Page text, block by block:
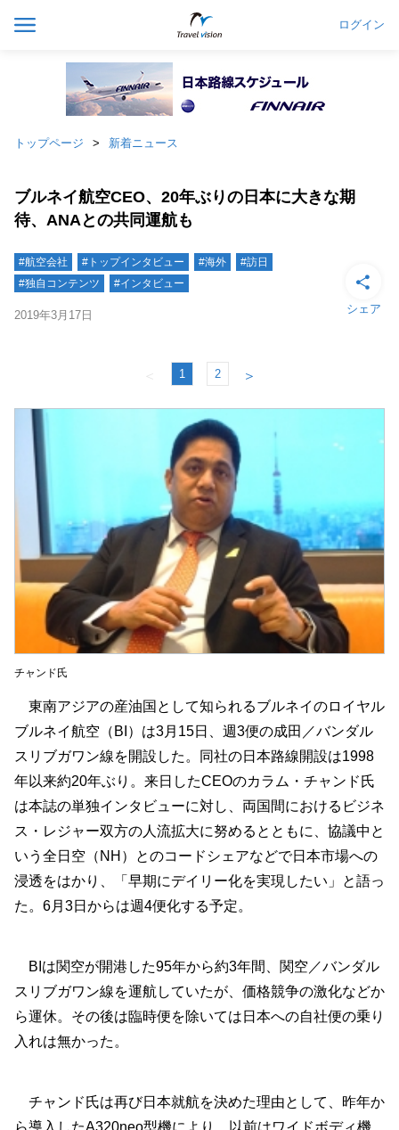
ログイン
トップページ 新着ニュース
ブルネイ航空CEO、20年ぶりの日本に大きな期
待、ANAとの共同運航も
#航空会社 #トップインタビュー #海外
#訪日
#独自コンテンツ
#インタビュー
2019年3月17日 シェア
＜ 1 2 ＞
チャンド氏
東南アジアの産油国として知られるブルネイのロイヤル
ブルネイ航空（BI）は3月15日、週3便の成田／バンダル
スリブガワン線を開設した。同社の日本路線開設は1998
年以来約20年ぶり。来日したCEOのカラム・チャンド氏
は本誌の単独インタビューに対し、両国間におけるビジネ
ス・レジャー双方の人流拡大に努めるとともに、協議中と
いう全日空（NH）とのコードシェアなどで日本市場への
浸透をはかり、「早期にデイリー化を実現したい」と語っ
た。6月3日からは週4便化する予定。
BIは関空が開港した95年から約3年間、関空／バンダル
スリブガワン線を運航していたが、価格競争の激化などか
ら運休。その後は臨時便を除いては日本への自社便の乗り
入れは無かった。
チャンド氏は再び日本就航を決めた理由として、昨年か